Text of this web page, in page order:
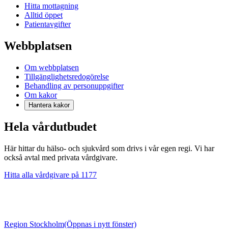
Hitta mottagning
Alltid öppet
Patientavgifter
Webbplatsen
Om webbplatsen
Tillgänglighetsredogörelse
Behandling av personuppgifter
Om kakor
Hantera kakor
Hela vårdutbudet
Här hittar du hälso- och sjukvård som drivs i vår egen regi. Vi har
också avtal med privata vårdgivare.
Hitta alla vårdgivare på 1177
Region Stockholm(Öppnas i nytt fönster)